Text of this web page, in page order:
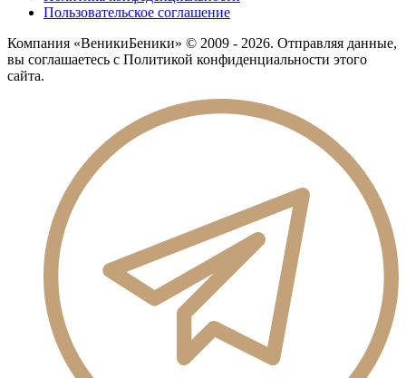
Пользовательское соглашение
Компания «ВеникиБеники» © 2009 - 2026. Отправляя данные,
вы соглашаетесь с Политикой конфиденциальности этого
сайта.